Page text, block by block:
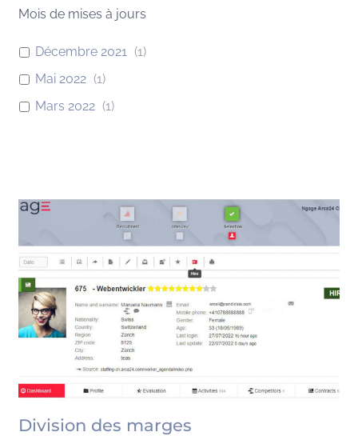
Mois de mises à jours
Décembre 2021 (1)
Mai 2022 (1)
Mars 2022 (1)
Division des marges